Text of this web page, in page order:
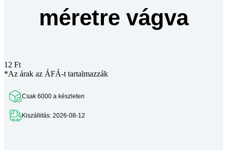
méretre vágva
12 Ft
*Az árak az ÁFÁ-t tartalmazzák
Csak 6000 a készleten
Kiszállitás: 2026-08-12